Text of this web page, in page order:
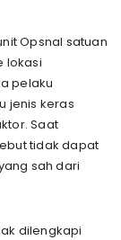
Opsnal satuan
lokasi
pelaku
jenis keras
Saat
tidak dapat
sah dari
dilengkapi